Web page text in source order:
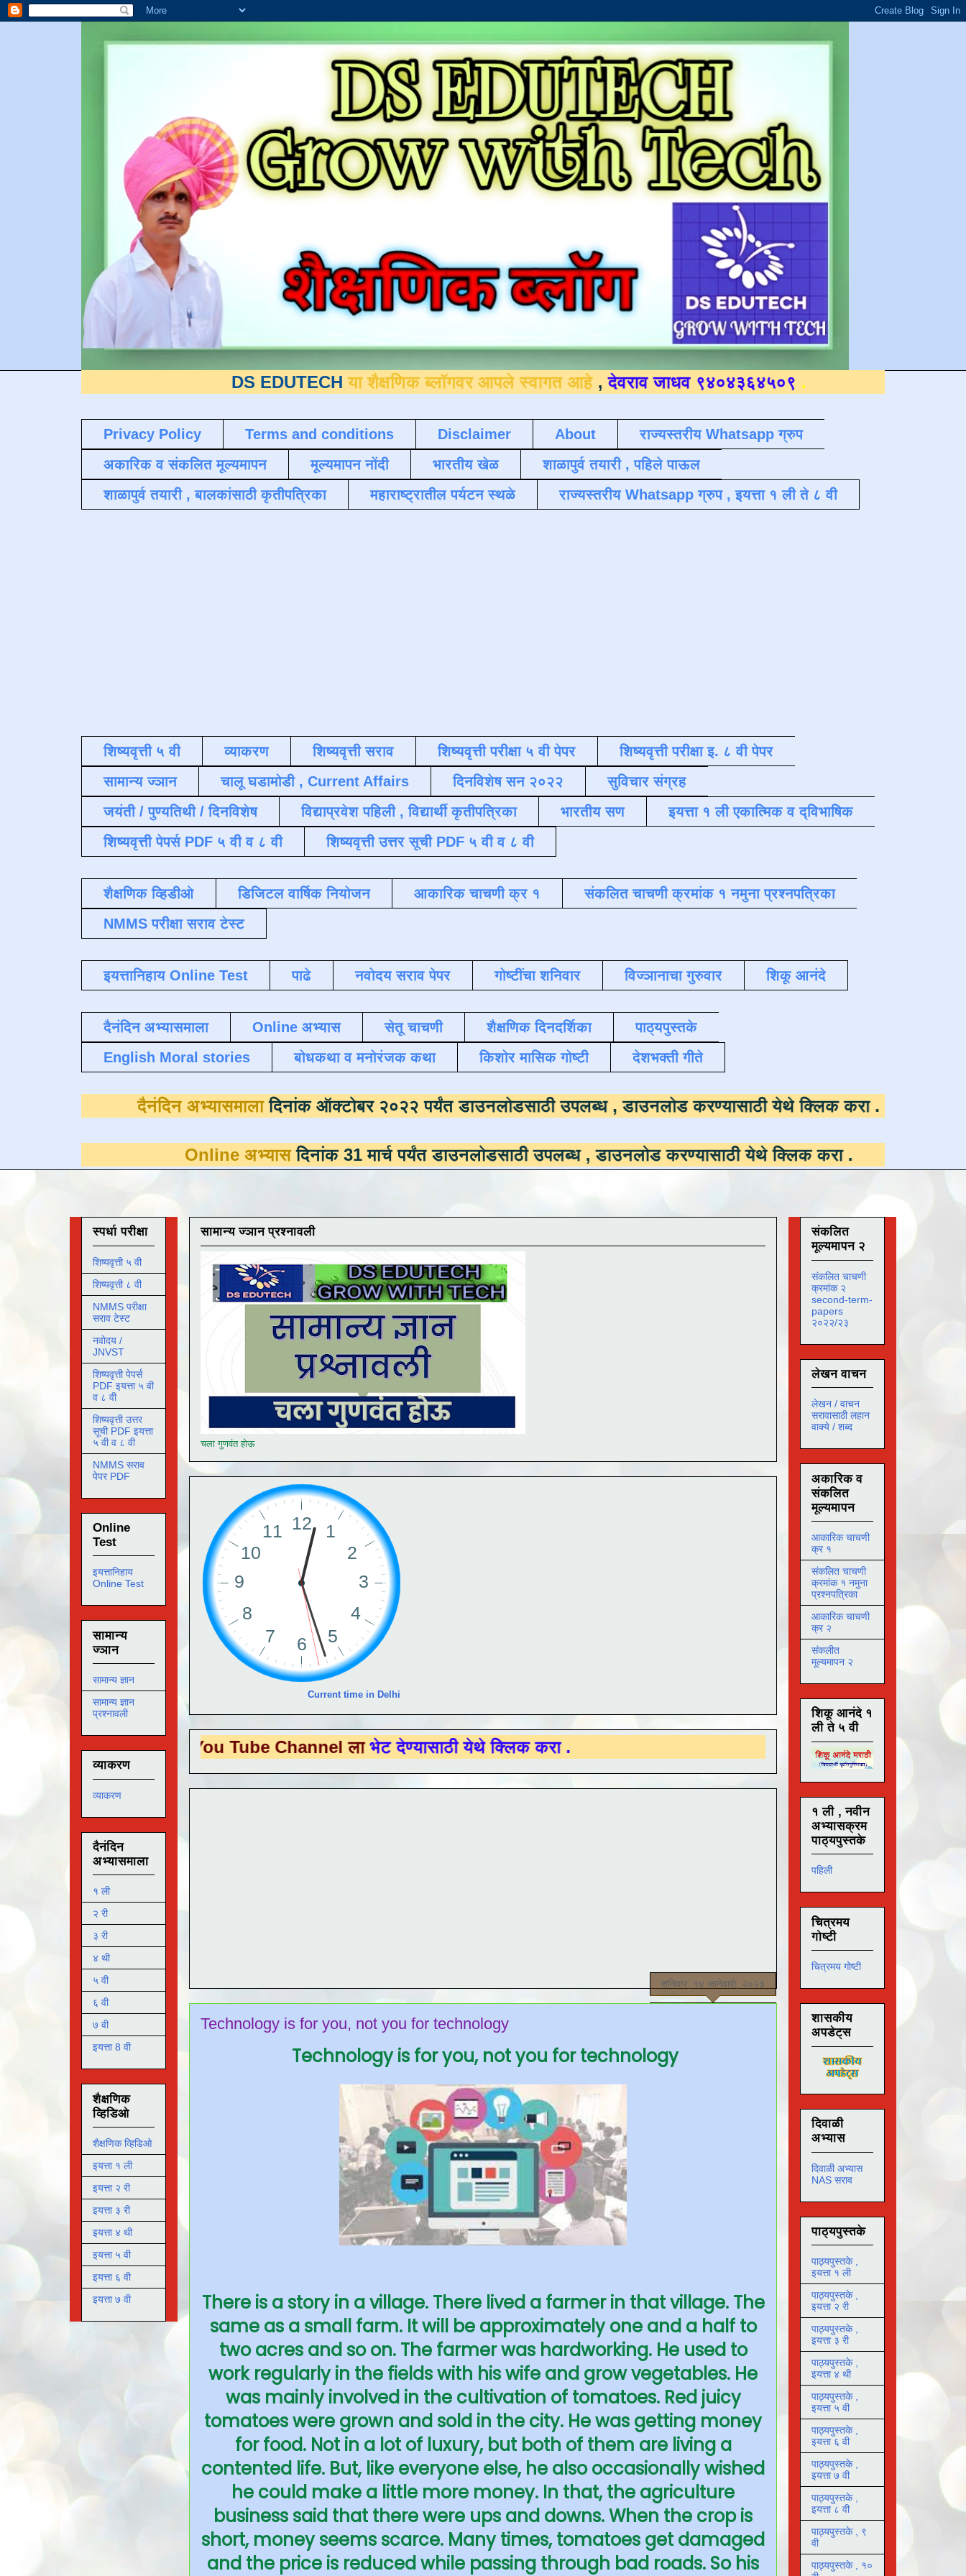
DS EDUTECH या शैक्षणिक ब्लॉगवर आपले स्वागत आहे ,देवराव जाधव ९४०४३६४५०९ .
Privacy Policy Terms and conditions Disclaimer About
राज्यस्तरीय Whatsapp ग्रुप
अकारिक व संकलित मूल्यमापन
मूल्यमापन नोंदी भारतीय खेळ
शाळापुर्व तयारी , पहिले पाऊल
शाळापुर्व तयारी , बालकांसाठी कृतीपत्रिका
महाराष्ट्रातील पर्यटन स्थळे राज्यस्तरीय Whatsapp ग्रुप , इयत्ता १ ली ते ८ वी
शिष्यवृत्ती ५ वी व्याकरण शिष्यवृत्ती सराव शिष्यवृत्ती परीक्षा ५ वी पेपर
शिष्यवृत्ती परीक्षा इ. ८ वी पेपर
सामान्य ज्ञान
चालू घडामोडी , Current Affairs दिनविशेष सन २०२२
सुविचार संग्रह
जयंती / पुण्यतिथी / दिनविशेष
विद्याप्रवेश पहिली , विद्यार्थी कृतीपत्रिका भारतीय सण
इयत्ता १ ली एकात्मिक व द्विभाषिक
शिष्यवृत्ती पेपर्स PDF ५ वी व ८ वी
शिष्यवृत्ती उत्तर सूची PDF ५ वी व ८ वी
शैक्षणिक व्हिडीओ डिजिटल वार्षिक नियोजन आकारिक चाचणी क्र १
संकलित चाचणी क्रमांक १ नमुना प्रश्नपत्रिका
NMMS परीक्षा सराव टेस्ट
इयत्तानिहाय Online Test पाढे नवोदय सराव पेपर गोष्टींचा शनिवार विज्ञानाचा गुरुवार शिकू आनंदे
दैनंदिन अभ्यासमाला Online अभ्यास सेतू चाचणी शैक्षणिक दिनदर्शिका
पाठ्यपुस्तके
English Moral stories
बोधकथा व मनोरंजक कथा किशोर मासिक गोष्टी देशभक्ती गीते
दैनंदिन अभ्यासमालादिनांक ऑक्टोबर २०२२ पर्यंत डाउनलोडसाठी उपलब्ध ,डाउनलोड करण्यासाठी येथे क्लिक करा
Online अभ्यासदिनांक 31 मार्च पर्यंत डाउनलोडसाठी उपलब्ध ,डाउनलोड करण्यासाठी येथे क्लिक करा .
सामान्य ज्ञान प्रश्नावली
चला गुणवंत होऊ
Current time in Delhi
EDUTECHया You Tube Channel लाभेट देण्यासाठी येथे क्लिक करा .
शनिवार, १४ जानेवारी, २०२३
Technology is for you, not you for technology
Technology is for you, not you for technology
There is a story in a village. There lived a farmer in that village. The
same as a small farm. It will be approximately one and a half to
two acres and so on. The farmer was hardworking. He used to
work regularly in the fields with his wife and grow vegetables. He
was mainly involved in the cultivation of tomatoes. Red juicy
tomatoes were grown and sold in the city. He was getting money
for food. Not in a lot of luxury, but both of them are living a
contented life. But, like everyone else, he also occasionally wished
he could make a little more money. In that, the agriculture
business said that there were ups and downs. When the crop is
short, money seems scarce. Many times, tomatoes get damaged
and the price is reduced while passing through bad roads. So his
स्पर्धा परीक्षा
शिष्यवृत्ती ५ वी
शिष्यवृत्ती ८ वी
NMMS परीक्षा
सराव टेस्ट
नवोदय /
JNVST
शिष्यवृत्ती पेपर्स
PDF इयत्ता ५ वी
व ८ वी
शिष्यवृत्ती उत्तर
सूची PDF इयत्ता
५ वी व ८ वी
NMMS सराव
पेपर PDF
Online
Test
इयत्तानिहाय
Online Test
सामान्य
ज्ञान
सामान्य ज्ञान
सामान्य ज्ञान
प्रश्नावली
व्याकरण
व्याकरण
दैनंदिन
अभ्यासमाला
१ ली
२ री
३ री
४ थी
५ वी
६ वी
७ वी
इयत्ता 8 वी
शैक्षणिक
व्हिडिओ
शैक्षणिक व्हिडिओ
इयत्ता १ ली
इयत्ता २ री
इयत्ता ३ री
इयत्ता ४ थी
इयत्ता ५ वी
इयत्ता ६ वी
इयत्ता ७ वी
संकलित
मूल्यमापन २
संकलित चाचणी
क्रमांक २
second-term-
papers
२०२२/२३
लेखन वाचन
लेखन / वाचन
सरावासाठी लहान
वाक्ये / शब्द
अकारिक व
संकलित
मूल्यमापन
आकारिक चाचणी
क्र १
संकलित चाचणी
क्रमांक १ नमुना
प्रश्नपत्रिका
आकारिक चाचणी
क्र २
संकलीत
मूल्यमापन २
शिकू आनंदे १
ली ते ५ वी
१ ली , नवीन
अभ्यासक्रम
पाठ्यपुस्तके
पहिली
चित्रमय
गोष्टी
चित्रमय गोष्टी
शासकीय
अपडेट्स
दिवाळी
अभ्यास
दिवाळी अभ्यास
NAS सराव
पाठ्यपुस्तके
पाठ्यपुस्तके ,
इयत्ता १ ली
पाठ्यपुस्तके ,
इयत्ता २ री
पाठ्यपुस्तके ,
इयत्ता ३ री
पाठ्यपुस्तके ,
इयत्ता ४ थी
पाठ्यपुस्तके ,
इयत्ता ५ वी
पाठ्यपुस्तके ,
इयत्ता ६ वी
पाठ्यपुस्तके ,
इयत्ता ७ वी
पाठ्यपुस्तके ,
इयत्ता ८ वी
पाठ्यपुस्तके , ९
वी
पाठ्यपुस्तके , १०